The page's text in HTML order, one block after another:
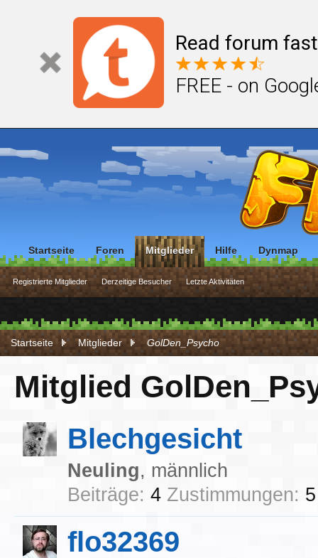
Read forum
FREE - on
Startseite Mitglieder GolDen_Psycho
Mitglied
Blechgesicht
Neuling, männlich
Beiträge: 4 Zustimmungen: 5
flo32369
Startseite Foren Mitglieder
Registrierte Mitglieder Derzeitige Besucher Letzte Aktivitäten
Hilfe Dynmap